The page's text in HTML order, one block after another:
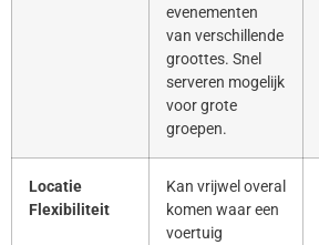
evenementen
van verschillende
groottes. Snel
serveren mogelijk
voor grote
groepen.
Locatie
Flexibiliteit
Kan vrijwel overal
komen waar een
voertuig